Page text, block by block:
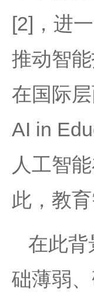
[2]，进
推动智
在国际
AI in
人工智
此，教
在此背
础薄弱